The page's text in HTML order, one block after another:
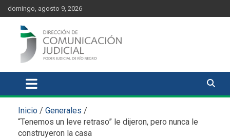
content
Skip
to
content
domingo, agosto 9, 2026
Comunicación Judicial
Inicio
Generales
“Tenemos un leve retraso” le dijeron, pero nunca le
construyeron la casa